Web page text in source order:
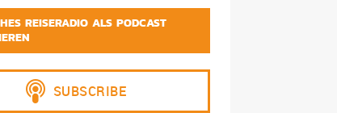
REISERADIO ALS PODCAST